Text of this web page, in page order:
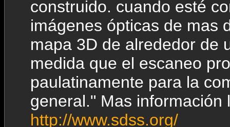
construido. cuando esté
imágenes ópticas de mas
mapa 3D de alrededor de
medida que el escaneo
paulatinamente para la
general." Mas
http://www.sdss.org/